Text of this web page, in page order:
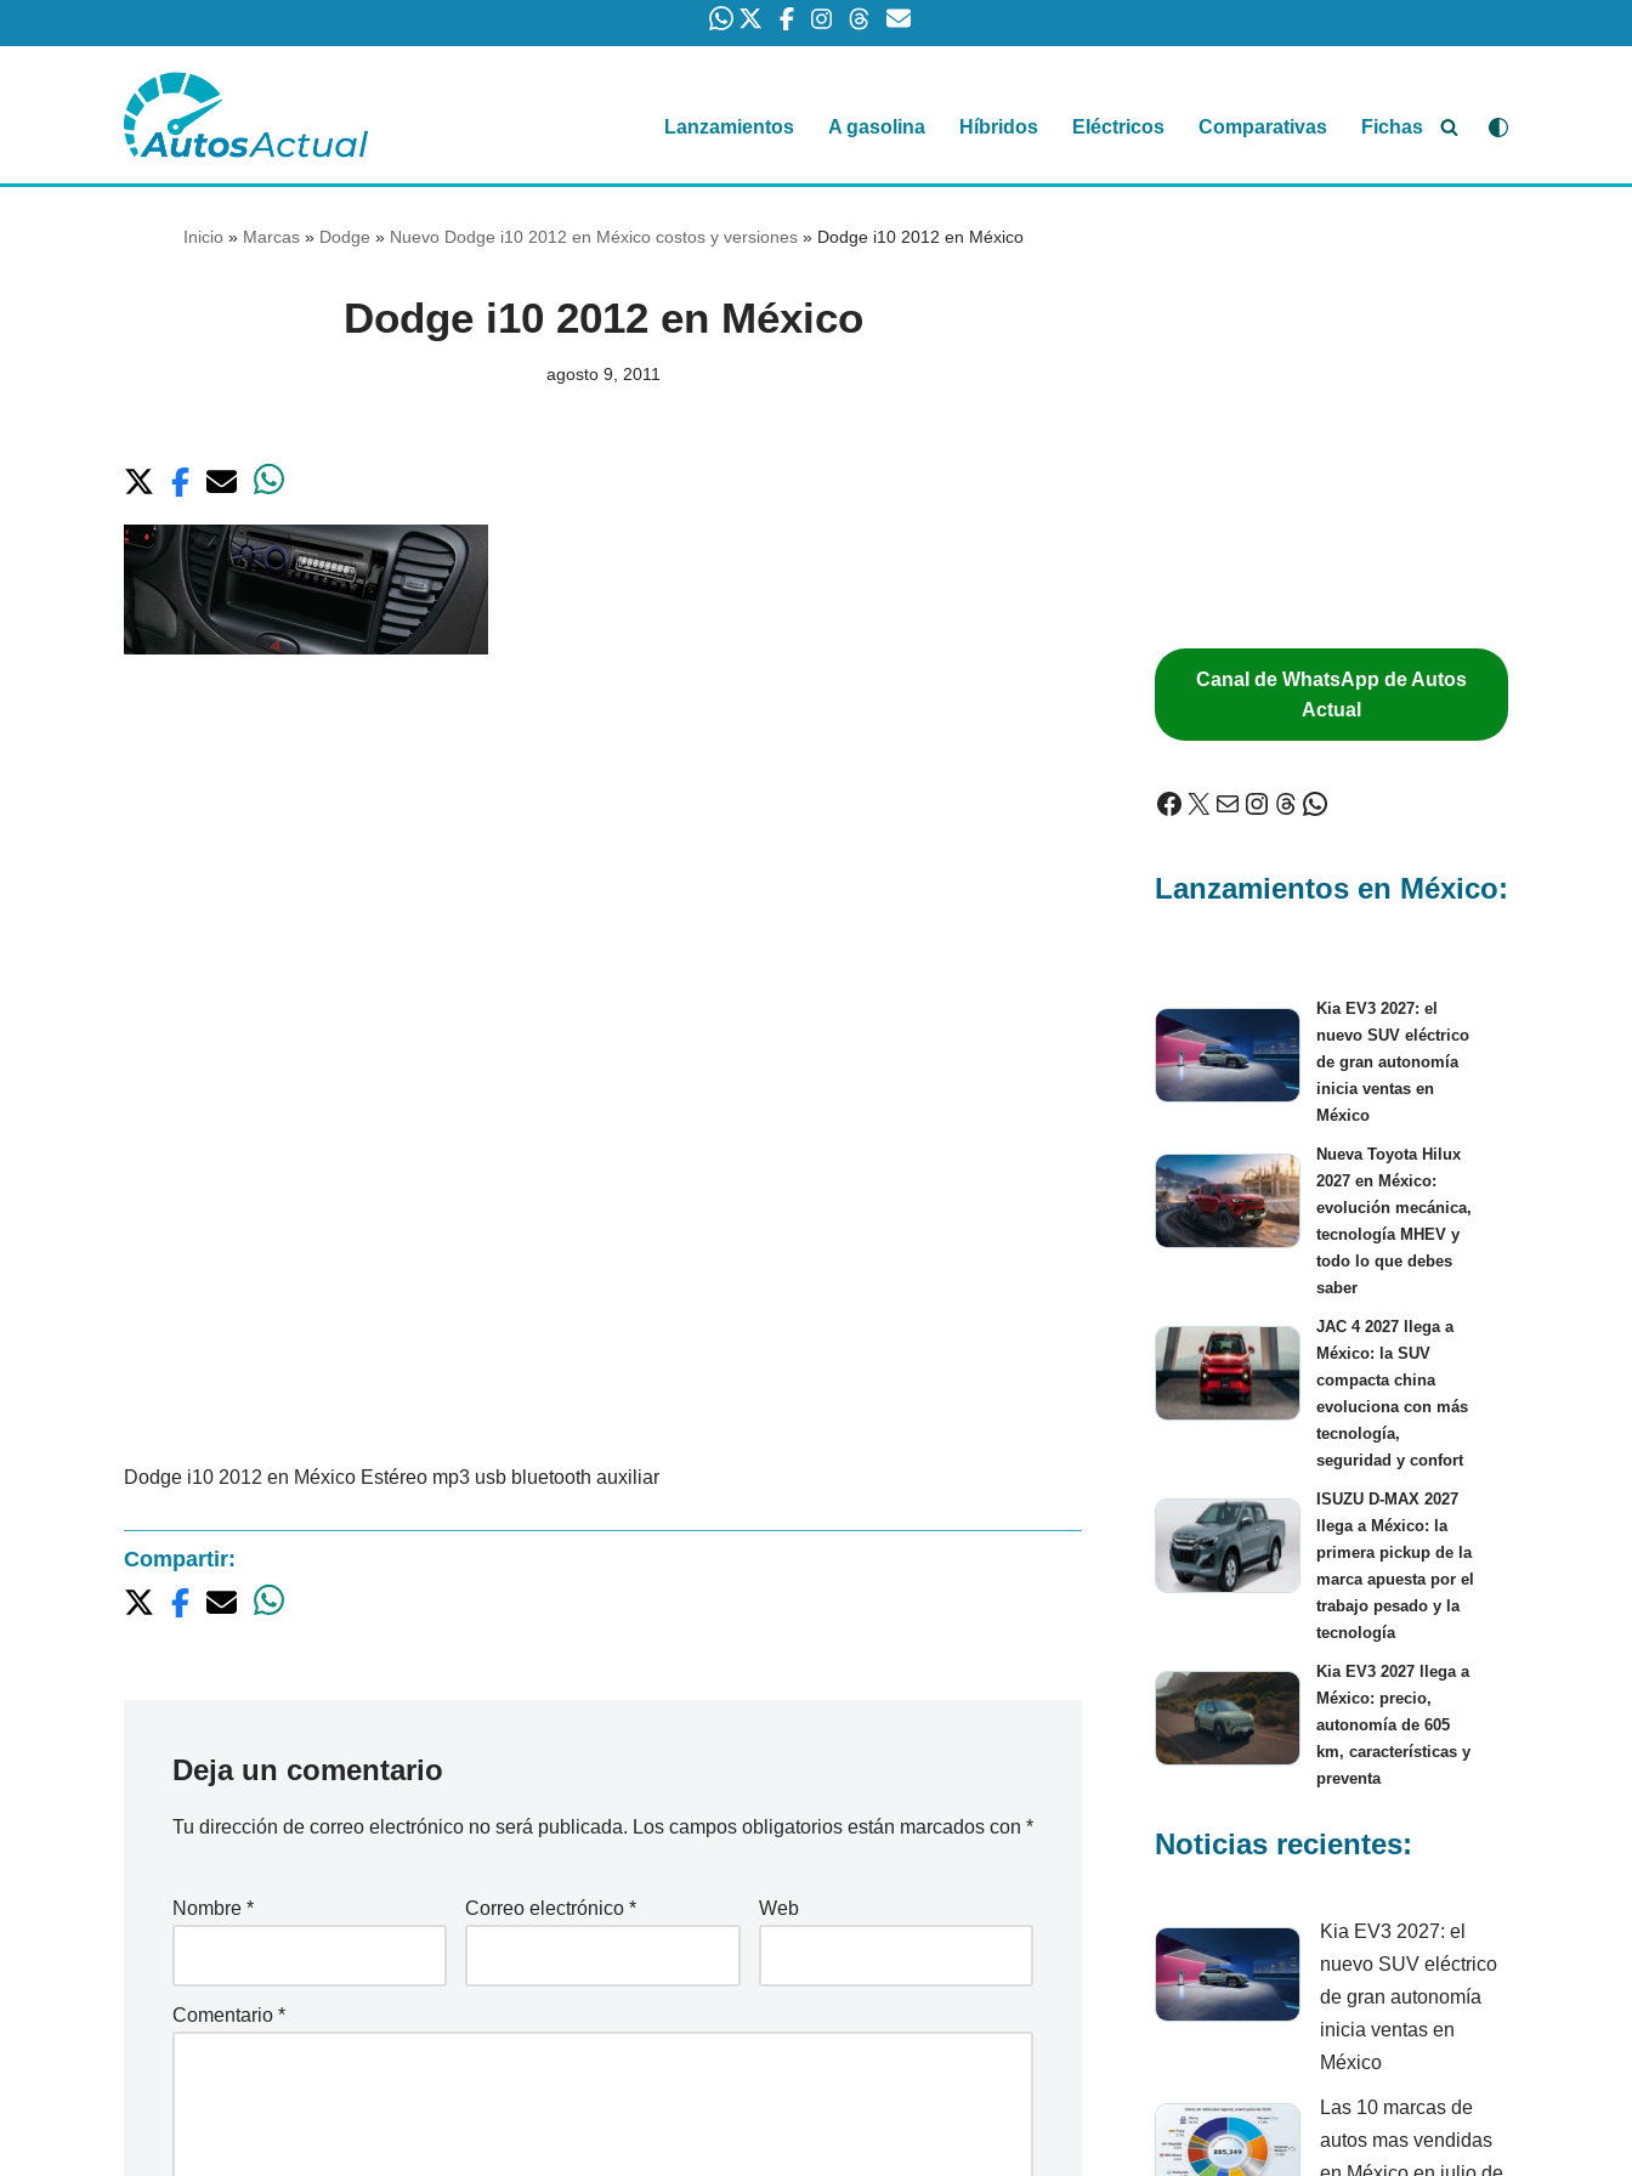
contenido
Lanzamientos A gasolina Híbridos Eléctricos Comparativas Fichas
Inicio» Marcas» Dodge » Nuevo Dodge i10 2012 en México costos y versiones» Dodge i10 2012 en México
Dodge i10 2012 en México
agosto 9, 2011
Dodge i10 2012 en México Estéreo mp3 usb bluetooth auxiliar
Compartir:
Deja un comentario
Tu dirección de correo electrónico no será publicada. Los campos obligatorios están marcados con *
Nombre * Correo electrónico* Web
Comentario *
Canal de WhatsApp de Autos
Actual
Lanzamientos en México:
Kia EV3 2027: el
nuevo SUV eléctrico
de gran autonomía
inicia ventas en
México
Nueva Toyota Hilux
2027 en México:
evolución mecánica,
tecnología MHEV y
todo lo que debes
saber
JAC 4 2027 llega a
México: la SUV
compacta china
evoluciona con más
tecnología,
seguridad y confort
ISUZU D-MAX 2027
llega a México: la
primera pickup de la
marca apuesta por el
trabajo pesado y la
tecnología
Kia EV3 2027 llega a
México: precio,
autonomía de 605
km, características y
preventa
Noticias recientes:
Kia EV3 2027: el
nuevo SUV eléctrico
de gran autonomía
inicia ventas en
México
Las 10 marcas de
autos mas vendidas